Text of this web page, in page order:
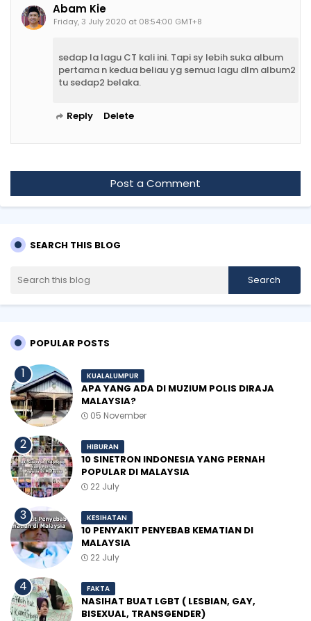
Abam Kie
Friday, 3 July 2020 at 08:54:00 GMT+8
sedap la lagu CT kali ini. Tapi sy lebih suka album
pertama n kedua beliau yg semua lagu dlm album2
tu sedap2 belaka.
Reply Delete
Post a Comment
SEARCH THIS BLOG
POPULAR POSTS
KUALALUMPUR
APA YANG ADA DI MUZIUM POLIS DIRAJA
MALAYSIA?
05 November
HIBURAN
10 SINETRON INDONESIA YANG PERNAH
POPULAR DI MALAYSIA
22 July
KESIHATAN
10 PENYAKIT PENYEBAB KEMATIAN DI
MALAYSIA
22 July
FAKTA
NASIHAT BUAT LGBT ( LESBIAN, GAY,
BISEXUAL, TRANSGENDER)